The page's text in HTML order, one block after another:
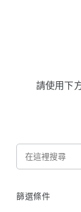
請使用下
篩選條件